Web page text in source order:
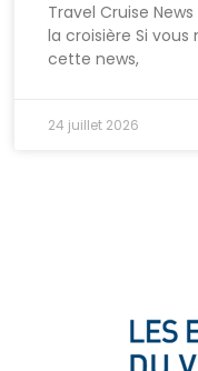
Travel Cruise
la croisière Si
cette news,
24 juillet 2026